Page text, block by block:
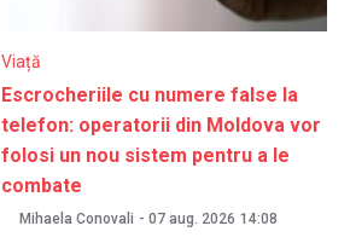
Viață
Escrocheriile cu numere false la
telefon: operatorii din Moldova vor
folosi un nou sistem pentru a le
combate
Mihaela Conovali - 07 aug. 2026 14:08